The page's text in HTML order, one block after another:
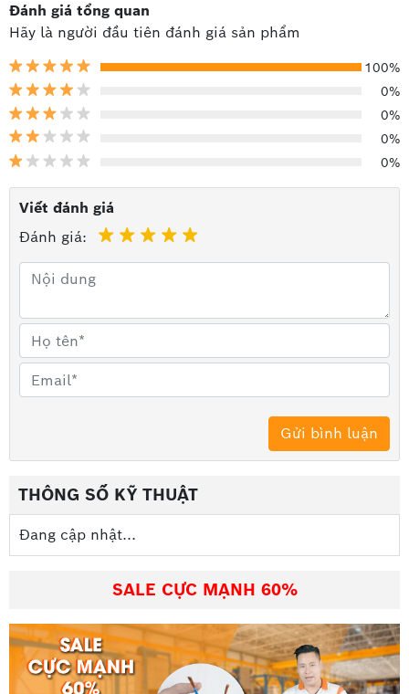
Cáp Viễn Thông Hà Nội
chuyên phân phối các sản
phẩm cáp điện thoại 2 đôi của nhiều hãng lớn trên thị
trường. Chúng tôi cam kết không chỉ mang lại cho quý
khách những sản phẩm chính hãng, chất lượng cao,
mức giá hợp lý mà còn mang đến những giải pháp
hiệu quả và giá trị nhất cho quý khách. Hãy gọi ngay
cho chúng tôi để nhận bảng báo giá với chiết khấu
cao nhất.
Đánh giá tổng quan
Hãy là người đầu tiên đánh giá sản phẩm
100%
0%
0%
0%
0%
Viết đánh giá
Đánh giá:
THÔNG SỐ KỸ THUẬT
Đang cập nhật...
SALE CỰC MẠNH 60%